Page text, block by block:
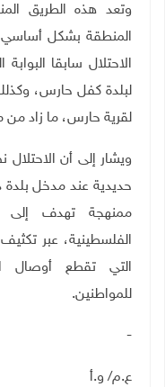
وتعد هذه الطريق
المنطقة بشكل أساسي
الاحتلال سابقا
لبلدة كفل حارس،
لقرية حارس، ما زاد من
ويشار إلى أن
حديدية عند مدخل
ممنهجة تهدف إلى
الفلسطينية، عبر تكثيف
التي تقطع أوصال
للمواطنين.
-
ع.م/ و.أ